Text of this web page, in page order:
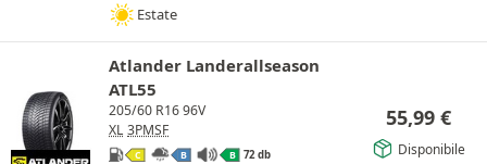
Estate
Atlander Landerallseason
ATL55
205/60 R16 96V
XL 3PMSF
C B B 72 db
55,99 €
Disponibile